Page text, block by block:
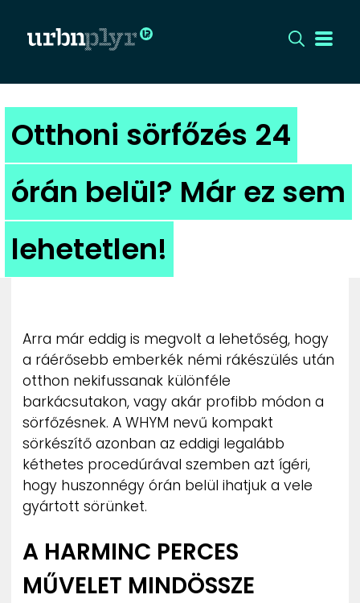
CÍMLAP
DIZÁJN
DIVAT
HIP
UTCA
ZENE
MÉDIAAJÁNLAT
IMPRESSZUM
PR-ARCHÍVUM
ADATKEZELÉSI TÁJÉKOZTATÓ
Otthoni sörfőzés 24
órán belül? Már ez sem
lehetetlen!
Arra már eddig is megvolt a lehetőség, hogy
a ráérősebb emberkék némi rákészülés után
otthon nekifussanak különféle
barkácsutakon, vagy akár profibb módon a
sörfőzésnek. A WHYM nevű kompakt
sörkészítő azonban az eddigi legalább
kéthetes procedúrával szemben azt ígéri,
hogy huszonnégy órán belül ihatjuk a vele
gyártott sörünket.
A HARMINC PERCES
MŰVELET MINDÖSSZE